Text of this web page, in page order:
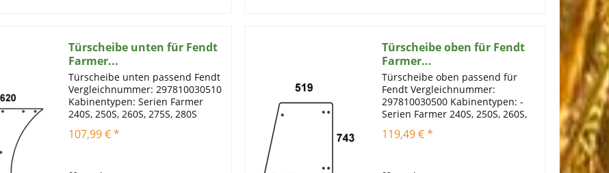
Türscheibe unten für Fendt
Farmer...
Türscheibe unten passend Fendt
Vergleichnummer: 297810030510
Kabinentypen: Serien Farmer
240S, 250S, 260S, 275S, 280S
Artikelinformationen:
Einscheibensicherheitsglas mit
107,99 € *
Türscheibe oben für Fendt
Farmer...
Türscheibe oben passend für
Fendt Vergleichnummer:
297810030500 Kabinentypen: -
Serien Farmer 240S, 250S, 260S,
275S, 280S Artikelinformationen:
Einscheibensicherheitsglas mit
119,49 € *